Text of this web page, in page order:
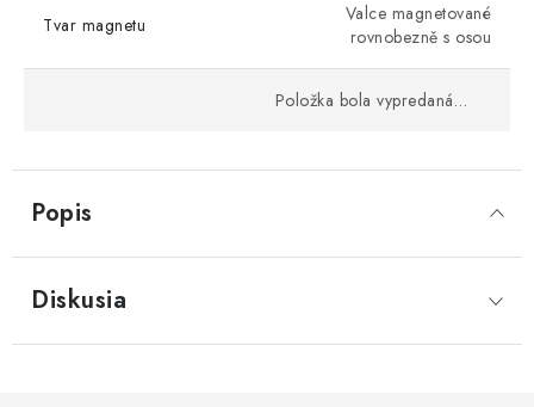
Popis
Tvar magnetu
Valce magnetované
rovnobezně s osou
Položka bola vypredaná…
Diskusia